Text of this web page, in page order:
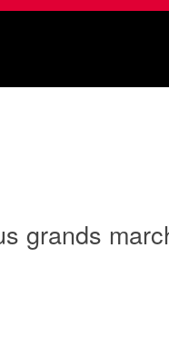
grands